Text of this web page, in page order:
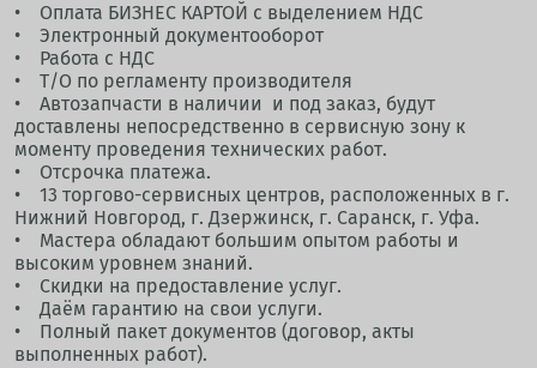
• Оплата БИЗНЕС КАРТОЙ с выделением НДС
• Электронный документооборот
• Работа с НДС
• Т/О по регламенту производителя
• Автозапчасти в наличии и под заказ, будут
доставлены непосредственно в сервисную зону к
моменту проведения технических работ.
• Отсрочка платежа.
• 13 торгово-сервисных центров, расположенных в г.
Нижний Новгород, г. Дзержинск, г. Саранск, г. Уфа.
• Мастера обладают большим опытом работы и
высоким уровнем знаний.
• Скидки на предоставление услуг.
• Даём гарантию на свои услуги.
• Полный пакет документов (договор, акты
выполненных работ).